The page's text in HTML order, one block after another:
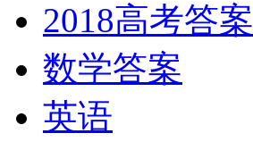
2018高考答案
数学答案
英语